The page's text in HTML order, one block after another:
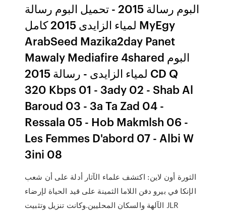
البوم رسالة 2015 - تحميل البوم رسالة
لمياء الزايدى 2015 كامل MyEgy
ArabSeed Mazika2day Panet
Mawaly Mediafire 4shared البوم
لمياء الزايدى - رسالة 2015 CD Q
320 Kbps 01 - 3ady 02 - Shab Al
Baroud 03 - 3a Ta Zad 04 -
Ressala 05 - Hob Makmlsh 06 -
Les Femmes D'abord 07 - Albi W
3ini 08
الثورة أون لاين: اكتشف علماء الآثار أدلة على أن شعب
الإنكا في بيرو دفن اللاما الثمينة على قيد الحياة لإرضاء
الآلهة والسكان المحليين.وكانت تنزيل وتثبيت JLR